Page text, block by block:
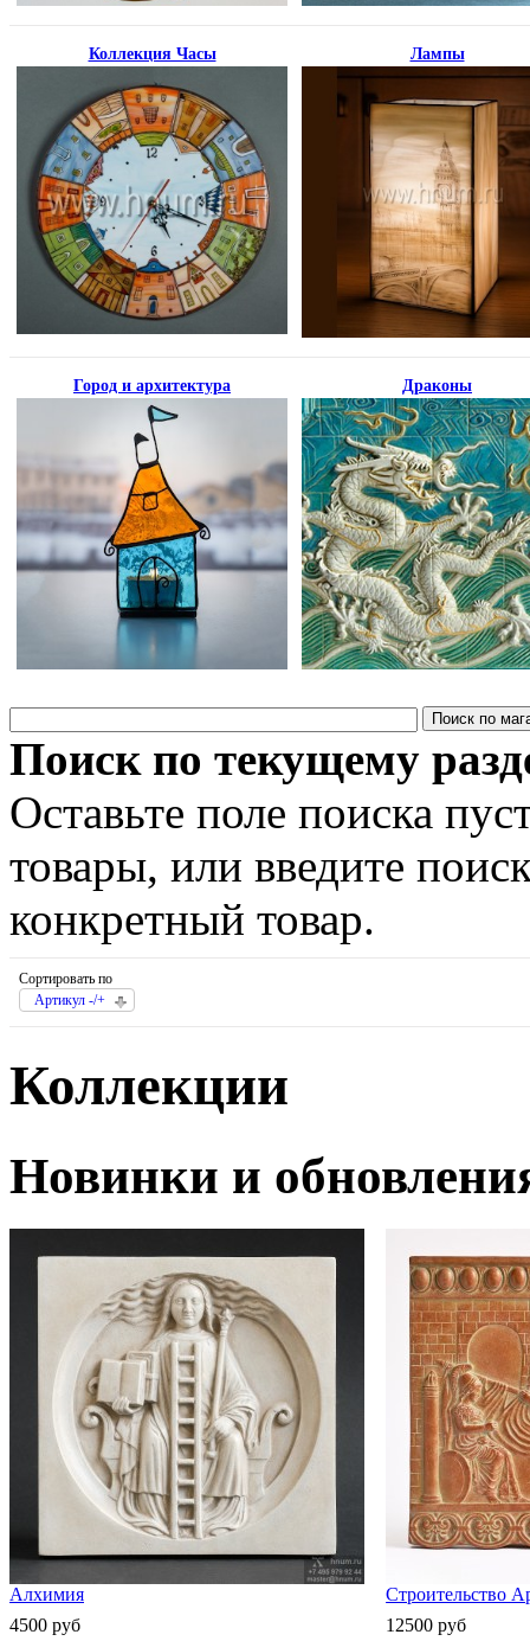
Коллекция Часы Лампы
Город и архитектура Драконы
Поиск по текущему
Оставьте поле поиска
товары, или введите
конкретный товар.
Сортировать по
Артикул -/+
Коллекции
Новинки и
Алхимия
4500 руб
Строительство
12500 руб